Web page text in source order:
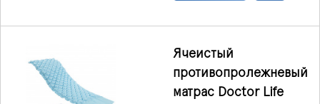
домашнего ухода.
Ячеистый
противопролежневый
матрас Doctor Life